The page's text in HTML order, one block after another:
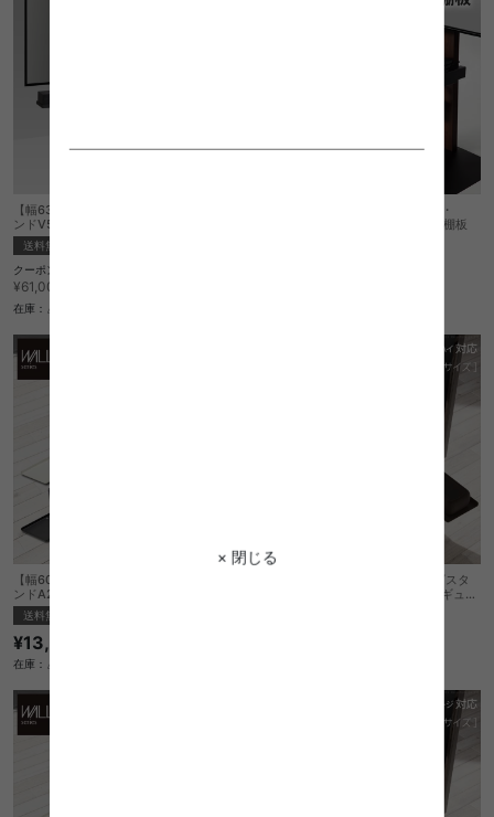
× 閉じる
【幅63cm】Wall インテリアテレビスタ
ンドV5 ロータイプ
送料無料
クーポン利用で
¥61,000→
在庫：△
Wall インテリアテレビスタンドV2・
V3・V5・S1対応収納付きゲーム機棚板
【幅60cm】Wall インテリアテレビスタ
ンドA2ロータイプ対応anataIROレギュラ
ー・ハイタイプ対応サウンドバー棚板Sサ
イズ送料無料
¥13,320
在庫：△
【幅95cm】Wall インテリアテレビスタ
ンドA2ロータイプ対応anataIROレギュラ